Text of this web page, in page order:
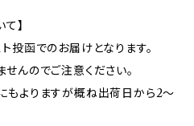
】
投函でのお届けとなります。
んのでご注意ください。
もよりますが概ね出荷日から2～